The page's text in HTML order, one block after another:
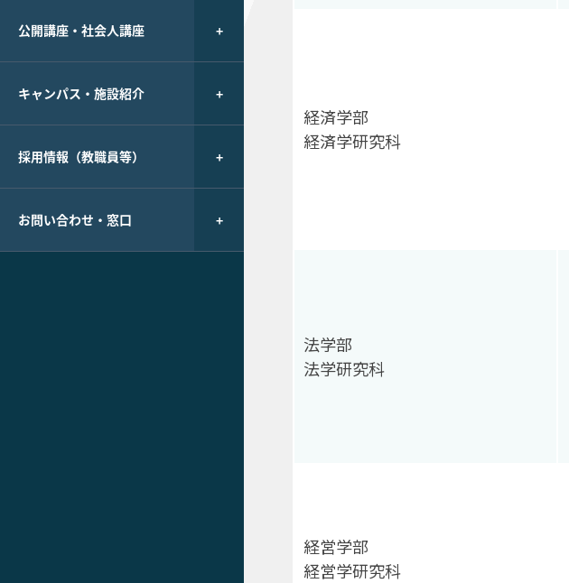
公開講座・社会人講座
キャンパス・施設紹介
採用情報（教職員等）
お問い合わせ・窓口
経済学部
経済学研究科
法学部
法学研究科
経営学部
経営学研究科